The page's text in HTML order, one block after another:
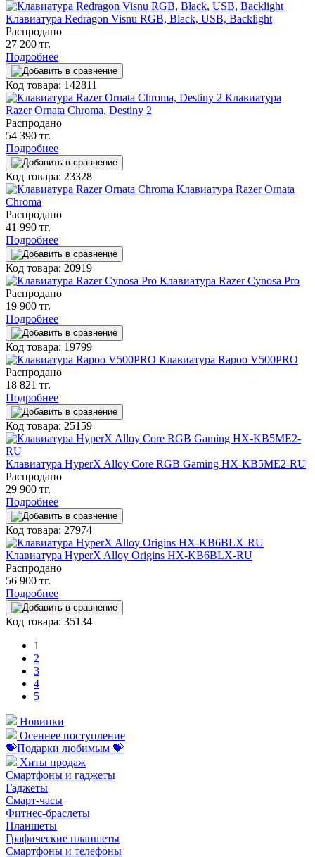
Клавиатура Redragon Visnu RGB, Black, USB, Backlight
Распродано
27 200 тг.
Подробнее
Код товара: 142811
Клавиатура
Razer Ornata Chroma, Destiny 2
Распродано
54 390 тг.
Подробнее
Код товара: 23328
Клавиатура Razer Ornata
Chroma
Распродано
41 990 тг.
Подробнее
Код товара: 20919
Клавиатура Razer Cynosa Pro
Распродано
19 900 тг.
Подробнее
Код товара: 19799
Клавиатура Rapoo V500PRO
Распродано
18 821 тг.
Подробнее
Код товара: 25159
Клавиатура HyperX Alloy Core RGB Gaming HX-KB5ME2-RU
Распродано
29 900 тг.
Подробнее
Код товара: 27974
Клавиатура HyperX Alloy Origins HX-KB6BLX-RU
Распродано
56 900 тг.
Подробнее
Код товара: 35134
1
2
3
4
5
Новинки
Осеннее поступление
💝Подарки любимым 💝
Хиты продаж
Смартфоны и гаджеты
Гаджеты
Смарт-часы
Фитнес-браслеты
Планшеты
Графические планшеты
Смартфоны и телефоны